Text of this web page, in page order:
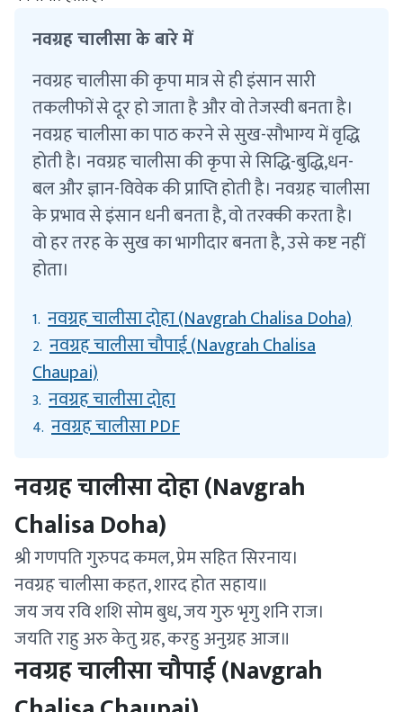
नवग्रह चालीसा के बारे में
नवग्रह चालीसा की कृपा मात्र से ही इंसान सारी
तकलीफों से दूर हो जाता है और वो तेजस्वी बनता है।
नवग्रह चालीसा का पाठ करने से सुख-सौभाग्य में वृद्धि
होती है। नवग्रह चालीसा की कृपा से सिद्धि-बुद्धि,धन-
बल और ज्ञान-विवेक की प्राप्ति होती है। नवग्रह चालीसा
के प्रभाव से इंसान धनी बनता है, वो तरक्की करता है।
वो हर तरह के सुख का भागीदार बनता है, उसे कष्ट नहीं
होता।
1. नवग्रह चालीसा दोहा (Navgrah Chalisa Doha)
2. नवग्रह चालीसा चौपाई (Navgrah Chalisa
Chaupai)
3. नवग्रह चालीसा दोहा
4. नवग्रह चालीसा PDF
नवग्रह चालीसा दोहा (Navgrah
Chalisa Doha)
श्री गणपति गुरुपद कमल, प्रेम सहित सिरनाय।
नवग्रह चालीसा कहत, शारद होत सहाय॥
जय जय रवि शशि सोम बुध, जय गुरु भृगु शनि राज।
जयति राहु अरु केतु ग्रह, करहु अनुग्रह आज॥
नवग्रह चालीसा चौपाई (Navgrah